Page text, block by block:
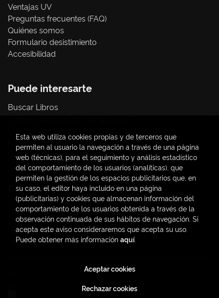
Ventajas UV
Preguntas frecuentes (FAQ)
Quiénes somos
Formulario desistimiento
Accesibilidad
Puede interesarte
Buscar Libros
Papelería / material oficina
Consumo Sostenible
Contacto
C/ Amadeo de Saboya, 4
(+34) 963828968
latendauv@fundacio.es
Formulario de contacto
. Todos los Derechos Reservados |
Esta web utiliza cookies propias y de terceros que
permiten al usuario la navegación a través de una página
web (técnicas), para el seguimiento y análisis estadístico
del comportamiento de los usuarios (analíticas), que
permiten la gestión de los espacios publicitarios que, en
su caso, el editor haya incluido en una página
(publicitarias) y cookies que almacenan información del
comportamiento de los usuarios obtenida a través de la
observación continuada de sus hábitos de navegación. Si
acepta este aviso consideraremos que acepta su uso.
Puede obtener más información aquí.
Rechazar cookies
Aceptar cookies